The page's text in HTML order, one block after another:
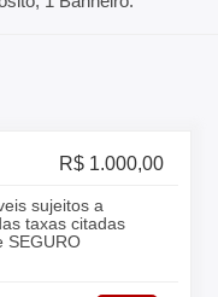
R$ 1.000,00
sujeitos a
taxas citadas
SEGURO